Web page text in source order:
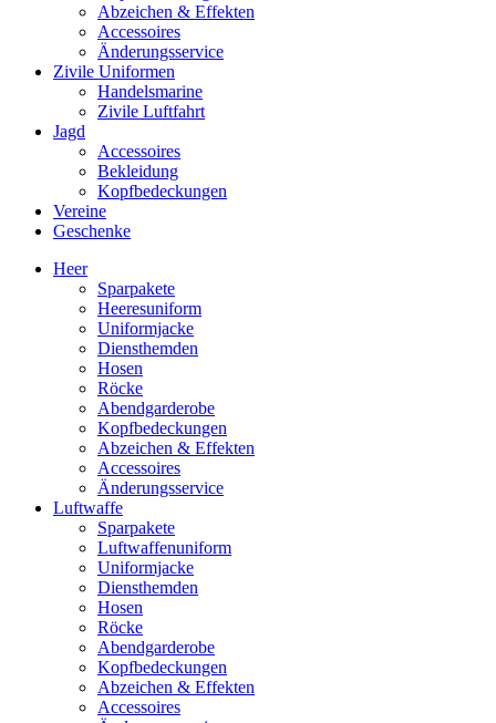
Abzeichen & Effekten
Accessoires
Änderungsservice
Zivile Uniformen
Handelsmarine
Zivile Luftfahrt
Jagd
Accessoires
Bekleidung
Kopfbedeckungen
Vereine
Geschenke
Heer
Sparpakete
Heeresuniform
Uniformjacke
Diensthemden
Hosen
Röcke
Abendgarderobe
Kopfbedeckungen
Abzeichen & Effekten
Accessoires
Änderungsservice
Luftwaffe
Sparpakete
Luftwaffenuniform
Uniformjacke
Diensthemden
Hosen
Röcke
Abendgarderobe
Kopfbedeckungen
Abzeichen & Effekten
Accessoires